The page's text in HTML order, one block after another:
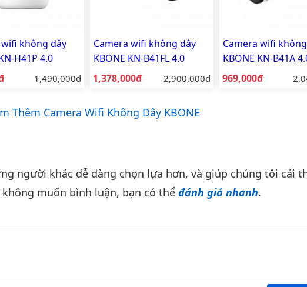
wifi không dây
H41P 4.0
(Mp)
Giá gốc:
1,490,000đ
Camera wifi không dây
KBONE KN-B41FL 4.0
Megapixel (Mp) Fullcolor
có màu ban đêm - Có đèn
Giá bán:
1,378,000đ Giá gốc:
2,900,000đ
Camera wifi
KBONE KN-B41A
Megapixel (Mp)
Giá bán:
969,000đ
Thêm Camera Wifi Không Dây KBONE
người khác dễ dàng chọn lựa hơn, và giúp chúng tôi cải
muốn bình luận, bạn có thể đánh giá nhanh.